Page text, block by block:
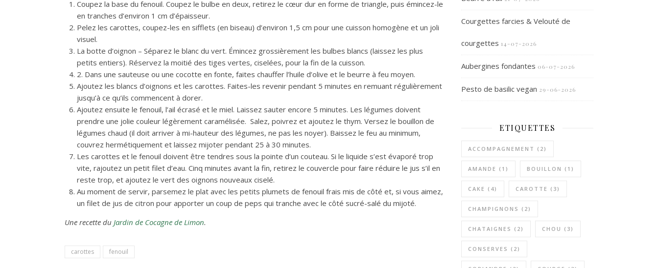
Coupez la base du fenouil. Coupez le bulbe en deux, retirez le cœur dur en forme de triangle, puis émincez-le
en tranches d’environ 1 cm d’épaisseur.
Pelez les carottes, coupez-les en sifflets (en biseau) d’environ 1,5 cm pour une cuisson homogène et un joli
visuel.
La botte d’oignon – Séparez le blanc du vert. Émincez grossièrement les bulbes blancs (laissez les plus
petits entiers). Réservez la moitié des tiges vertes, ciselées, pour la fin de la cuisson.
2. Dans une sauteuse ou une cocotte en fonte, faites chauffer l’huile d’olive et le beurre à feu moyen.
Ajoutez les blancs d’oignons et les carottes. Faites-les revenir pendant 5 minutes en remuant régulièrement
jusqu’à ce qu’ils commencent à dorer.
Ajoutez ensuite le fenouil, l’ail écrasé et le miel. Laissez sauter encore 5 minutes. Les légumes doivent
prendre une jolie couleur légèrement caramélisée. Salez, poivrez et ajoutez le thym. Versez le bouillon de
légumes chaud (il doit arriver à mi-hauteur des légumes, ne pas les noyer). Baissez le feu au minimum,
couvrez hermétiquement et laissez mijoter pendant 25 à 30 minutes.
Les carottes et le fenouil doivent être tendres sous la pointe d’un couteau. Si le liquide s’est évaporé trop
vite, rajoutez un petit filet d’eau. Cinq minutes avant la fin, retirez le couvercle pour faire réduire le jus s’il en
reste trop, et ajoutez le vert des oignons nouveaux ciselé.
Au moment de servir, parsemez le plat avec les petits plumets de fenouil frais mis de côté et, si vous aimez,
un filet de jus de citron pour apporter un coup de peps qui tranche avec le côté sucré-salé du mijoté.
Une recette du Jardin de Cocagne de Limon.
carottes fenouil
Courgettes farcies & Velouté de
courgettes 14-07-2026
Aubergines fondantes 06-07-2026
Pesto de basilic vegan 29-06-2026
ETIQUETTES
ACCOMPAGNEMENT (2)
AMANDE (1) BOUILLON (1)
CAKE (4) CAROTTE (3)
CHAMPIGNONS (2)
CHATAIGNES (2) CHOU (3)
CONSERVES (2)